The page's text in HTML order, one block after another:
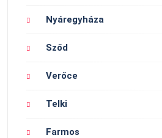
Nyáregyháza
Sződ
Verőce
Telki
Farmos